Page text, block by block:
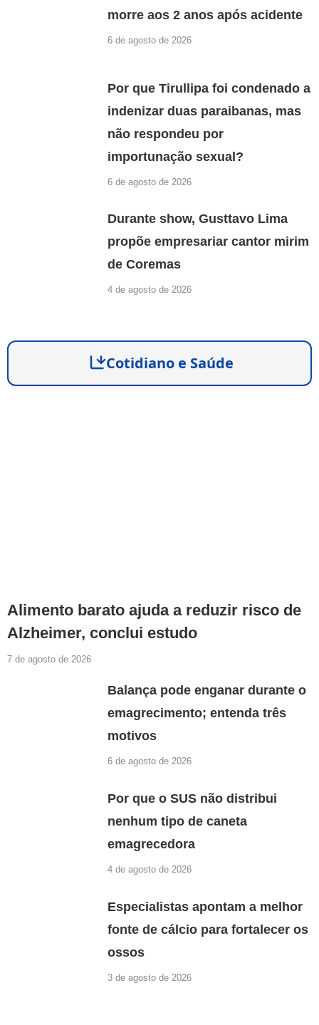
morre aos 2 anos após acidente
6 de agosto de 2026
Por que Tirullipa foi condenado a
indenizar duas paraibanas, mas
não respondeu por
importunação sexual?
6 de agosto de 2026
Durante show, Gusttavo Lima
propõe empresariar cantor mirim
de Coremas
4 de agosto de 2026
Cotidiano e Saúde
Alimento barato ajuda a reduzir risco de
Alzheimer, conclui estudo
7 de agosto de 2026
Balança pode enganar durante o
emagrecimento; entenda três
motivos
6 de agosto de 2026
Por que o SUS não distribui
nenhum tipo de caneta
emagrecedora
4 de agosto de 2026
Especialistas apontam a melhor
fonte de cálcio para fortalecer os
ossos
3 de agosto de 2026